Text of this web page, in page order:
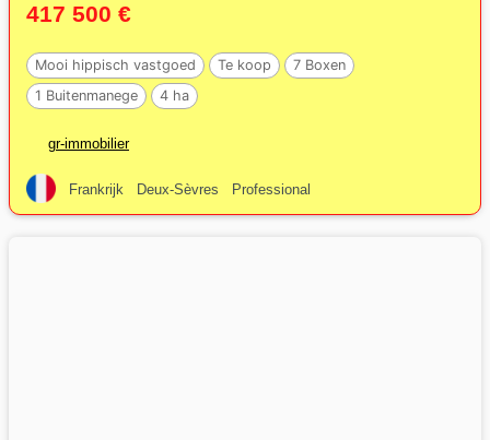
417 500 €
Mooi hippisch vastgoed Te koop
7 Boxen
1 Buitenmanege
4 ha
gr-immobilier
Frankrijk Deux-Sèvres Professional